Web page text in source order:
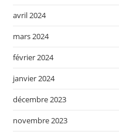
avril 2024
mars 2024
février 2024
janvier 2024
décembre 2023
novembre 2023